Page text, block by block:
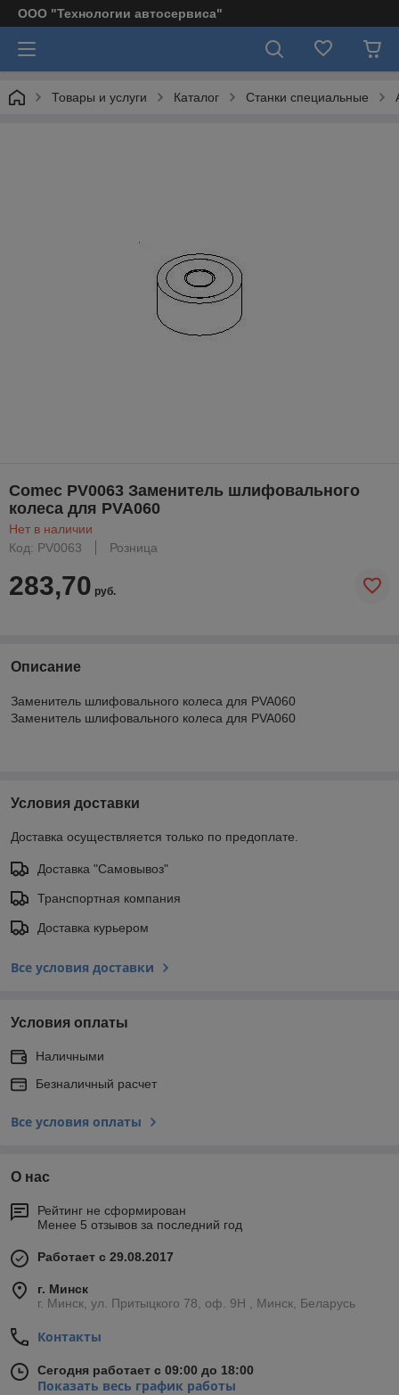
ООО "Технологии автосервиса"
Товары и услуги Каталог Станки специальные
Comec PV0063 Заменитель шлифовального
колеса для PVA060
Нет в наличии
Код: PV0063
Розница
283,70 руб.
Описание
Заменитель шлифовального колеса для PVA060
Заменитель шлифовального колеса для PVA060
Условия доставки
Доставка осуществляется только по предоплате.
Доставка "Самовывоз"
Транспортная компания
Доставка курьером
Все условия доставки
Условия оплаты
Наличными
Безналичный расчет
Все условия оплаты
О нас
Рейтинг не сформирован
Менее 5 отзывов за последний год
Работает с 29.08.2017
г. Минск
г. Минск, ул. Притыцкого 78, оф. 9Н , Минск, Беларусь
Контакты
Сегодня работает с 09:00 до 18:00
Показать весь график работы